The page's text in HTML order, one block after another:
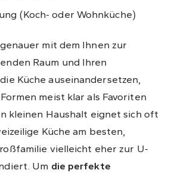
(Koch- oder Wohnküche)
mit dem Ihnen zur
Raum und Ihren
Küche auseinandersetzen,
meist klar als Favoriten
kleinen Haushalt eignet sich oft
Küche am besten,
vielleicht eher zur U-
Um die perfekte